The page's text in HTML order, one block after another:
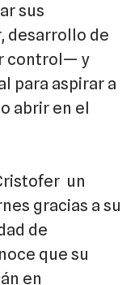
sus
desarrollo de
control— y
para aspirar a
abrir en el
un
gracias a su
de
que su
en